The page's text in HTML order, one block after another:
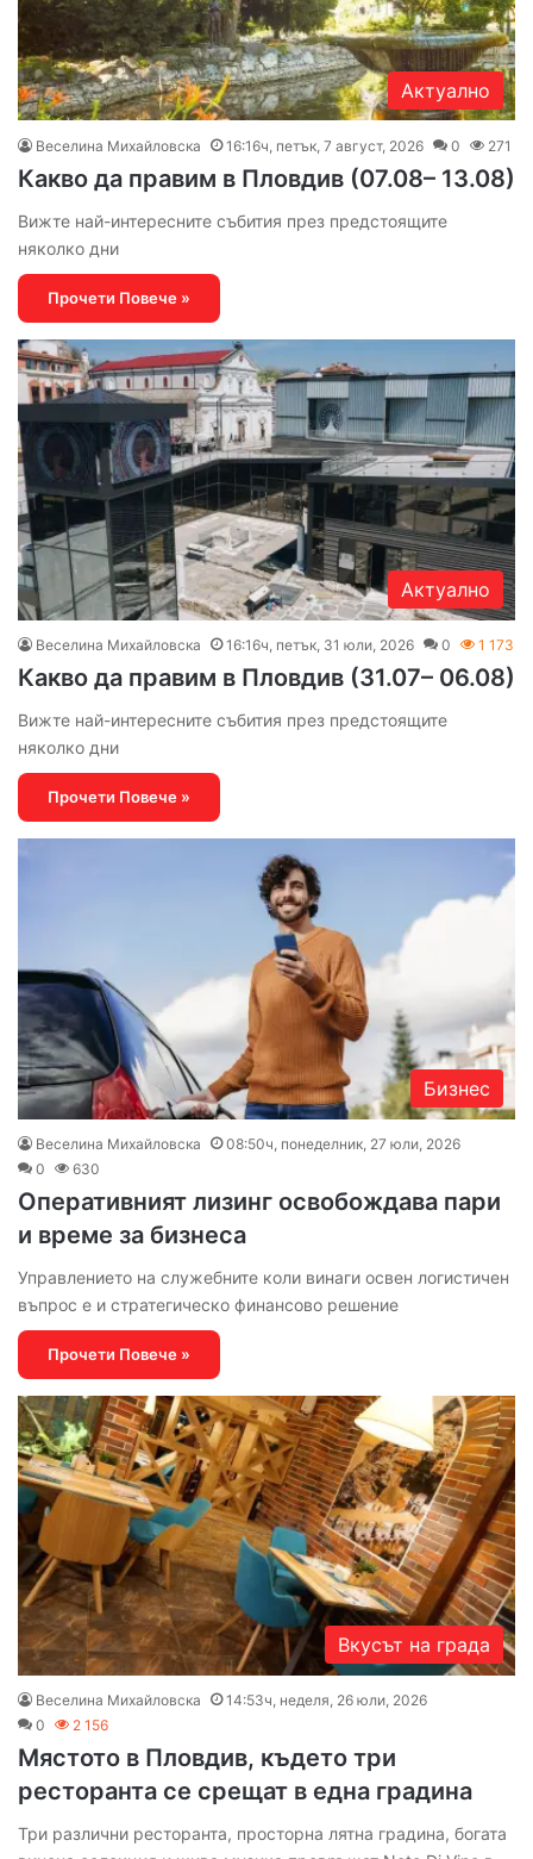
Актуално
Веселина Михайловска 16:16ч, петък, 7 август, 2026 0 271
Какво да правим в Пловдив (07.08– 13.08)
Вижте най-интересните събития през предстоящите
няколко дни
Прочети Повече »
Актуално
Веселина Михайловска 16:16ч, петък, 31 юли, 2026 0 1 173
Какво да правим в Пловдив (31.07– 06.08)
Вижте най-интересните събития през предстоящите
няколко дни
Прочети Повече »
Бизнес
Веселина Михайловска
08:50ч, понеделник, 27 юли, 2026
0
630
Оперативният лизинг освобождава пари
и време за бизнеса
Управлението на служебните коли винаги освен логистичен
въпрос е и стратегическо финансово решение
Прочети Повече »
Вкусът на града
Веселина Михайловска
14:53ч, неделя, 26 юли, 2026
0
2 156
Мястото в Пловдив, където три
ресторанта се срещат в една градина
Три различни ресторанта, просторна лятна градина, богата